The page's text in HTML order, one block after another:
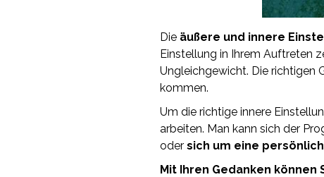
Die äußere und innere
Einstellung in Ihrem Auftreten
Ungleichgewicht. Die richtigen
kommen.
Um die richtige innere
arbeiten. Man kann sich der
oder sich um eine
Mit Ihren Gedanken